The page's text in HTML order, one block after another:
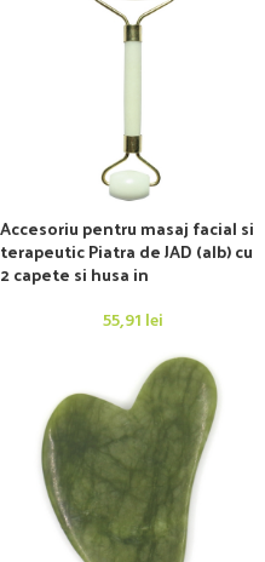
Accesoriu pentru masaj facial si
terapeutic Piatra de JAD (alb) cu
2 capete si husa in
55,91 lei